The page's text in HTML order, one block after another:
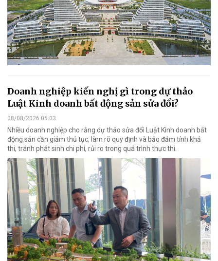
Doanh nghiệp kiến nghị gì trong dự thảo
Luật Kinh doanh bất động sản sửa đổi?
08/08/2026 05:03
Nhiều doanh nghiệp cho rằng dự thảo sửa đổi Luật Kinh doanh bất
động sản cần giảm thủ tục, làm rõ quy định và bảo đảm tính khả
thi, tránh phát sinh chi phí, rủi ro trong quá trình thực thi.